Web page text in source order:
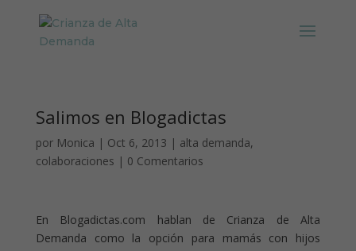
Salimos en Blogadictas
por Monica | Oct 6, 2013 | alta demanda,
colaboraciones | 0 Comentarios
En Blogadictas.com hablan de Crianza de Alta
Demanda como la opción para mamás con hijos